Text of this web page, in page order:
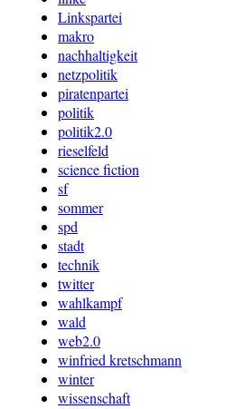
Linkspartei
makro
nachhaltigkeit
netzpolitik
piratenpartei
politik
politik2.0
rieselfeld
science fiction
sf
sommer
spd
stadt
technik
twitter
wahlkampf
wald
web2.0
winfried kretschmann
winter
wissenschaft